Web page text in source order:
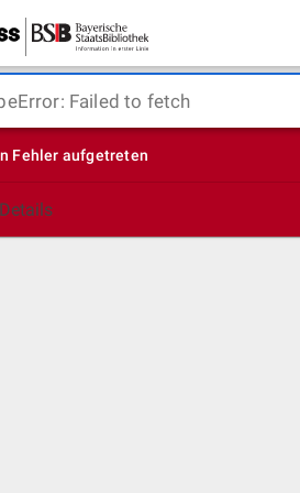
Failed to fetch
Fehler aufgetreten